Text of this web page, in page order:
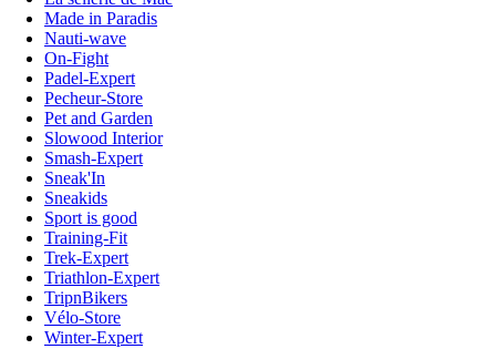
Made in Paradis
Nauti-wave
On-Fight
Padel-Expert
Pecheur-Store
Pet and Garden
Slowood Interior
Smash-Expert
Sneak'In
Sneakids
Sport is good
Training-Fit
Trek-Expert
Triathlon-Expert
TripnBikers
Vélo-Store
Winter-Expert